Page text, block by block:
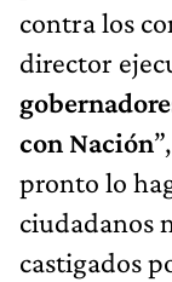
contra los
director
con Nación
pronto lo
ciudadanos
castigados